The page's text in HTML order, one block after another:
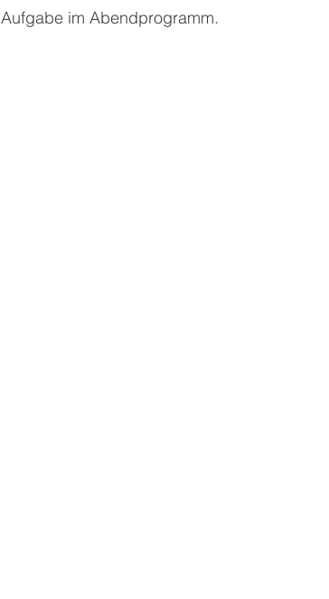
Aufgabe im Abendprogramm.